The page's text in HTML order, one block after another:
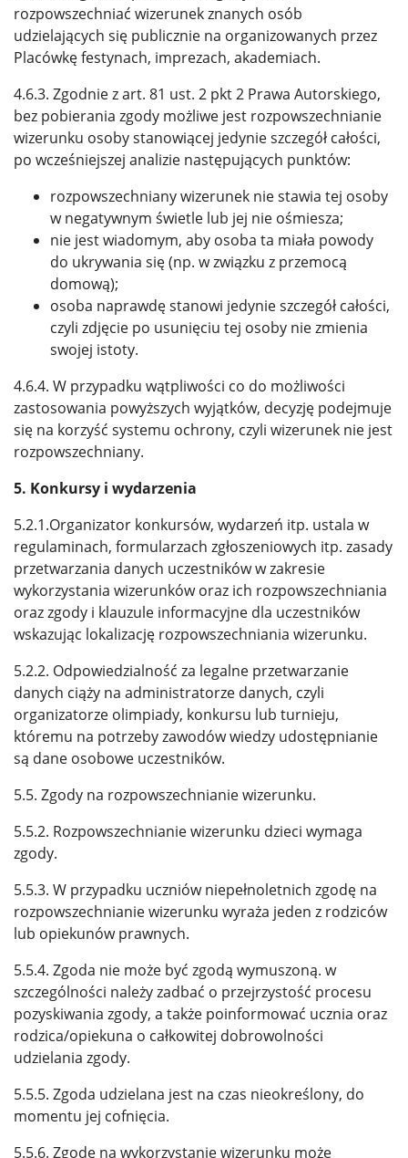
rozpowszechniać wizerunek znanych osób
udzielających się publicznie na organizowanych przez
Placówkę festynach, imprezach, akademiach.
4.6.3. Zgodnie z art. 81 ust. 2 pkt 2 Prawa Autorskiego,
bez pobierania zgody możliwe jest rozpowszechnianie
wizerunku osoby stanowiącej jedynie szczegół całości,
po wcześniejszej analizie następujących punktów:
rozpowszechniany wizerunek nie stawia tej osoby
w negatywnym świetle lub jej nie ośmiesza;
nie jest wiadomym, aby osoba ta miała powody
do ukrywania się (np. w związku z przemocą
domową);
osoba naprawdę stanowi jedynie szczegół całości,
czyli zdjęcie po usunięciu tej osoby nie zmienia
swojej istoty.
4.6.4. W przypadku wątpliwości co do możliwości
zastosowania powyższych wyjątków, decyzję podejmuje
się na korzyść systemu ochrony, czyli wizerunek nie jest
rozpowszechniany.
5. Konkursy i wydarzenia
5.2.1.Organizator konkursów, wydarzeń itp. ustala w
regulaminach, formularzach zgłoszeniowych itp. zasady
przetwarzania danych uczestników w zakresie
wykorzystania wizerunków oraz ich rozpowszechniania
oraz zgody i klauzule informacyjne dla uczestników
wskazując lokalizację rozpowszechniania wizerunku.
5.2.2. Odpowiedzialność za legalne przetwarzanie
danych ciąży na administratorze danych, czyli
organizatorze olimpiady, konkursu lub turnieju,
któremu na potrzeby zawodów wiedzy udostępnianie
są dane osobowe uczestników.
5.5. Zgody na rozpowszechnianie wizerunku.
5.5.2. Rozpowszechnianie wizerunku dzieci wymaga
zgody.
5.5.3. W przypadku uczniów niepełnoletnich zgodę na
rozpowszechnianie wizerunku wyraża jeden z rodziców
lub opiekunów prawnych.
5.5.4. Zgoda nie może być zgodą wymuszoną. w
szczególności należy zadbać o przejrzystość procesu
pozyskiwania zgody, a także poinformować ucznia oraz
rodzica/opiekuna o całkowitej dobrowolności
udzielania zgody.
5.5.5. Zgoda udzielana jest na czas nieokreślony, do
momentu jej cofnięcia.
5.5.6. Zgodę na wykorzystanie wizerunku może